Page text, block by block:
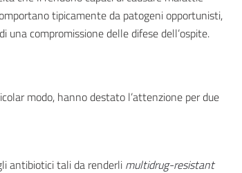
tipicamente da patogeni opportunisti,
compromissione delle difese dell’ospite.
modo, hanno destato l’attenzione per due
antibiotici tali da renderli multidrug-resistant